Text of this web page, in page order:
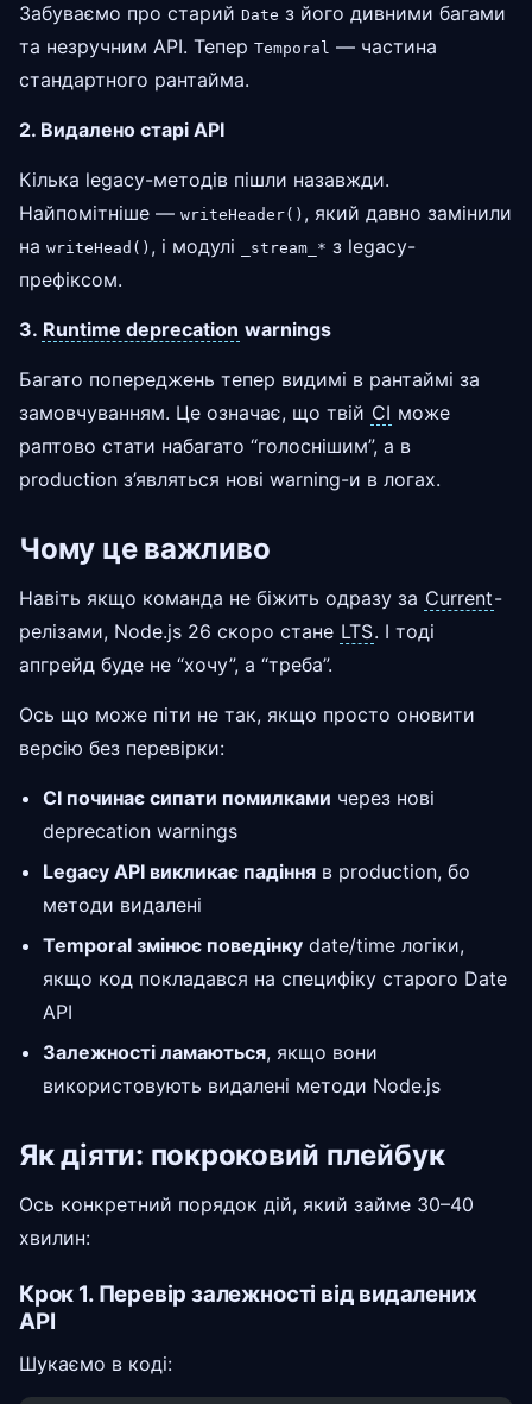
Забуваємо про старий Date з його дивними багами
та незручним API. Тепер Temporal — частина
стандартного рантайма.
2. Видалено старі API
Кілька legacy-методів пішли назавжди.
Найпомітніше — writeHeader() , який давно замінили
на writeHead() , і модулі _stream_* з legacy-
префіксом.
3. Runtime deprecation warnings
Багато попереджень тепер видимі в рантаймі за
замовчуванням. Це означає, що твій CI може
раптово стати набагато “голоснішим”, а в
production з’являться нові warning-и в логах.
Чому це важливо
Навіть якщо команда не біжить одразу за Current-
релізами, Node.js 26 скоро стане LTS. І тоді
апгрейд буде не “хочу”, а “треба”.
Ось що може піти не так, якщо просто оновити
версію без перевірки:
CI починає сипати помилками через нові
deprecation warnings
Legacy API викликає падіння в production, бо
методи видалені
Temporal змінює поведінку date/time логіки,
якщо код покладався на специфіку старого Date
API
Залежності ламаються, якщо вони
використовують видалені методи Node.js
Як діяти: покроковий плейбук
Ось конкретний порядок дій, який займе 30–40
хвилин:
Крок 1. Перевір залежності від видалених
API
Шукаємо в коді: